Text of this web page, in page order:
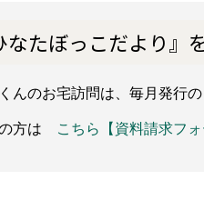
なたぼっこだより』
んのお宅訪問は、毎月発行
方は こちら【資料請求フォ